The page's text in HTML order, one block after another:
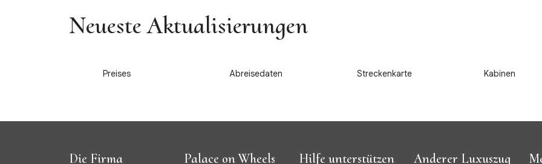
Neueste Aktualisierungen
Preises Abreisedaten Streckenkarte Kabinen
Die Firma Palace on Wheels Hilfe unterstützen Anderer Luxuszug